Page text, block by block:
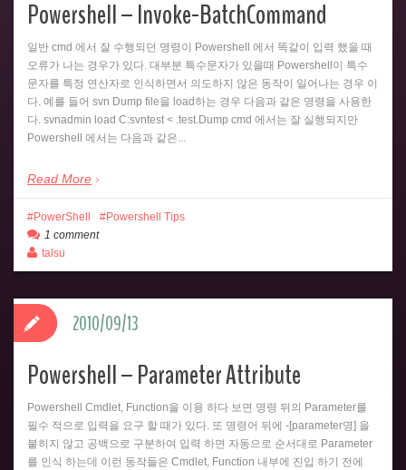
Powershell – Invoke-BatchCommand
일반 cmd 에서 잘 수행되던 명령이 Powershell 에서 똑같이 입력 했을 때
오류가 나는 경우가 있다. 대부분 특수문자가 있을때 Powershell이 특수
문자를 특정 연산자로 인식하면서 의도하지 않은 동작이 일어나는 경우 이
다. 예를 들어 svn Dump file을 load하는 경우 다음과 같은 명령을 사용한
다. svnadmin load C:svntest < .test.Dump cmd 에서는 잘 실행되지만
Powershell 에서는 다음과 같은...
Read More
PowerShell
Powershell Tips
1 comment
talsu
Powershell – Parameter Attribute
Powershell Cmdlet, Function을 이용 하다 보면 명령 뒤의 Parameter를
필수 적으로 입력을 요구 할 때가 있다. 또 명령어 뒤에 -[parameter명] 을
붙히지 않고 공백으로 구분하여 입력 하면 자동으로 순서대로 Parameter
를 인식 하는데 이런 동작들은 Cmdlet, Function 내부에 진입 하기 전에
2010/09/13